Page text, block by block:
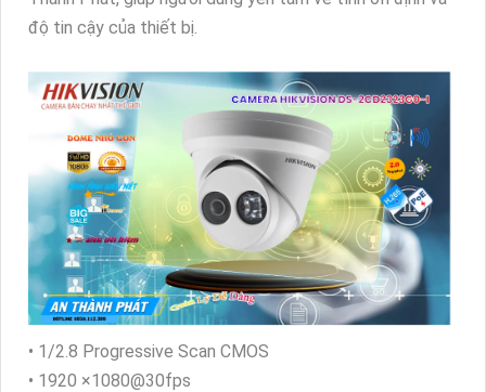
độ tin cậy của thiết bị.
• 1/2.8 Progressive Scan CMOS
• 1920 ×1080@30fps